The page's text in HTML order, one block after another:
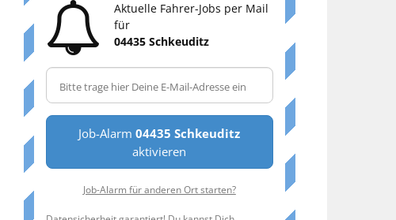
Aktuelle Fahrer-Jobs per Mail
für
04435 Schkeuditz
Job-Alarm04435 Schkeuditz
aktivieren
Job-Alarm für anderen Ort starten?